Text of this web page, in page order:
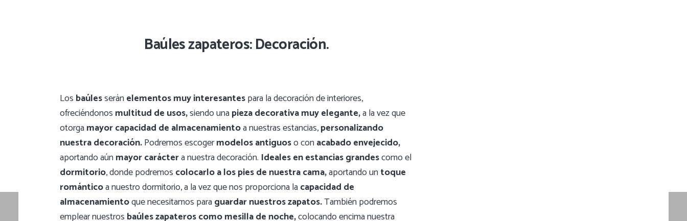
Baúles zapateros: Decoración.
Los baúlesseránelementos muy interesantespara la decoración de interiores,
ofreciéndonos multitud de usos,siendo unapieza decorativa muy elegante,a la vez que
otorgamayor capacidad de almacenamientoa nuestras estancias,personalizando
nuestra decoración.Podremos escogermodelos antiguoso conacabado envejecido,
aportando aúnmayor caráctera nuestra decoración. Ideales en estancias grandescomo el
dormitorio, donde podremos colocarlo a los pies de nuestra cama,aportando untoque
románticoa nuestro dormitorio, a la vez que nos proporciona lacapacidad de
almacenamientoque necesitamos paraguardar nuestros zapatos.También podremos
emplear nuestros baúles zapateros como mesilla de noche,colocando encima nuestra